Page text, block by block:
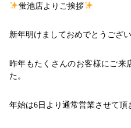
蛍池店よりご挨拶
新年明けましておめでとうござい
昨年もたくさんのお客様にご来
た。
年始は6日より通常営業させて頂